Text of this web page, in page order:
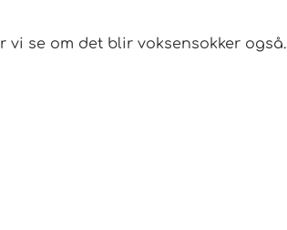
vi se om det blir voksensokker også.